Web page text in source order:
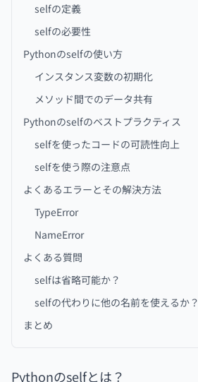
selfの定義
selfの必要性
Pythonのselfの使い方
インスタンス変数の初期化
メソッド間でのデータ共有
Pythonのselfのベストプラクティス
selfを使ったコードの可読性向上
selfを使う際の注意点
よくあるエラーとその解決方法
TypeError
NameError
よくある質問
selfは省略可能か？
selfの代わりに他の名前を使えるか？
まとめ
Pythonのselfとは？